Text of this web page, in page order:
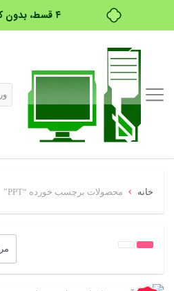
بدون ضامن،
خانه › محصولات برچسب خورده “PPT”